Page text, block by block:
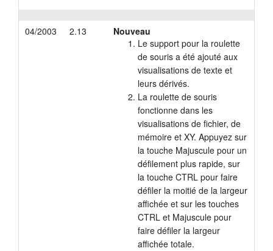
04/2003 2.13
Nouveau
Le support pour la roulette
de souris a été ajouté aux
visualisations de texte et
leurs dérivés.
La roulette de souris
fonctionne dans les
visualisations de fichier, de
mémoire et XY. Appuyez sur
la touche Majuscule pour un
défilement plus rapide, sur
la touche CTRL pour faire
défiler la moitié de la largeur
affichée et sur les touches
CTRL et Majuscule pour
faire défiler la largeur
affichée totale.